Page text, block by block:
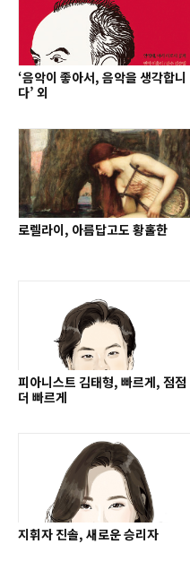
‘음악이 좋아서, 음악을 생각합니
다’ 외
로렐라이, 아름답고도 황홀한
피아니스트 김태형, 빠르게, 점점
더 빠르게
지휘자 진솔, 새로운 승리자